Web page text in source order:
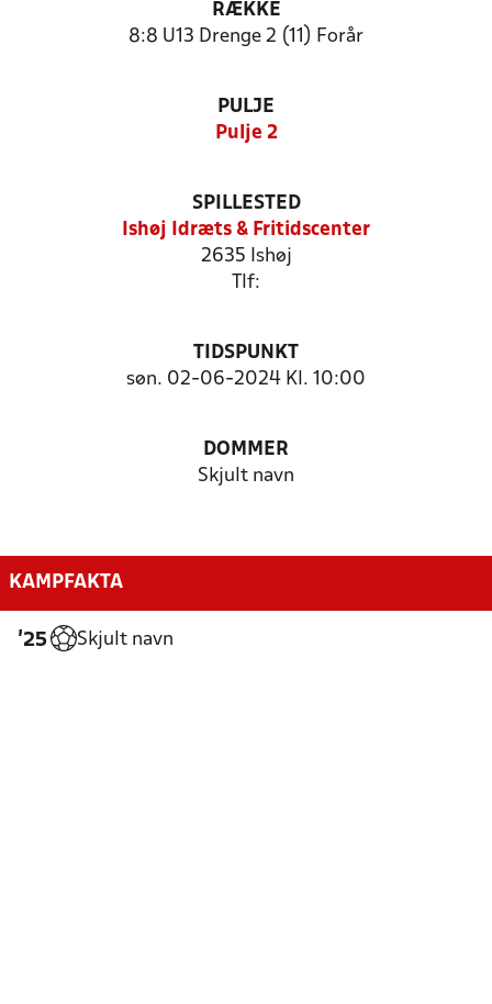
RÆKKE
8:8 U13 Drenge 2 (11) Forår
PULJE
Pulje 2
SPILLESTED
Ishøj Idræts & Fritidscenter
2635 Ishøj
Tlf:
TIDSPUNKT
søn. 02-06-2024 Kl. 10:00
DOMMER
Skjult navn
KAMPFAKTA
'25 Skjult navn